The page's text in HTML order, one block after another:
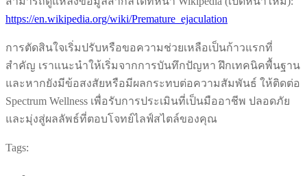
https://en.wikipedia.org/wiki/Premature_ejaculation
การตัดสินใจเริ่มปรับหรือขอความช่วยเหลือเป็นก้าวแรกที่
สำคัญ เราแนะนำให้เริ่มจากการบันทึกปัญหา ฝึกเทคนิคพื้นฐาน
และหากยังมีข้อสงสัยหรือมีผลกระทบต่อความสัมพันธ์ ให้ติดต่อ
Spectrum Wellness เพื่อรับการประเมินที่เป็นมืออาชีพ ปลอดภัย
และมุ่งสู่ผลลัพธ์ที่ตอบโจทย์ไลฟ์สไตล์ของคุณ
Tags: